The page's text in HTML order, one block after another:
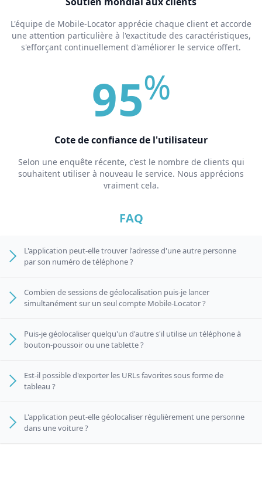
L'équipe de Mobile-Locator apprécie chaque client et accorde
une attention particulière à l'exactitude des caractéristiques,
s'efforçant continuellement d'améliorer le service offert.
95%
Cote de confiance de l'utilisateur
Selon une enquête récente, c'est le nombre de clients qui
souhaitent utiliser à nouveau le service. Nous apprécions
vraiment cela.
FAQ
L'application peut-elle trouver l'adresse d'une autre personne
par son numéro de téléphone ?
Combien de sessions de géolocalisation puis-je lancer
simultanément sur un seul compte Mobile-Locator ?
Puis-je géolocaliser quelqu'un d'autre s'il utilise un téléphone à
bouton-poussoir ou une tablette ?
Est-il possible d'exporter les URLs favorites sous forme de
tableau ?
L'application peut-elle géolocaliser régulièrement une personne
dans une voiture ?